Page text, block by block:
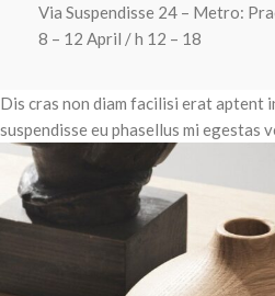
Via Suspendisse 24 – Metro:
8 – 12 April / h 12 – 18
Dis cras non diam facilisi erat aptent
suspendisse eu phasellus mi egestas